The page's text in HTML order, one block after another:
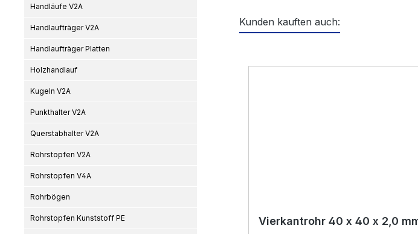
Handläufe V2A
Handlaufträger V2A
Handlaufträger Platten
Holzhandlauf
Kugeln V2A
Punkthalter V2A
Querstabhalter V2A
Rohrstopfen V2A
Rohrstopfen V4A
Rohrbögen
Rohrstopfen Kunststoff PE
Kunden kauften auch:
Vierkantrohr 40 x 40 x 2,0